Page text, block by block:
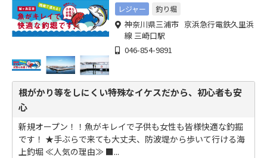
レジャー 釣り堀
神奈川県三浦市 京浜急行電鉄久里浜
線 三崎口駅
046-854-9891
根がかり等をしにくい特殊なイケスだから、初心者も安
心
新規オープン！！魚がキレイで子供も女性も皆様快適な釣掘
です！ ★手ぶらで来ても大丈夫、防波堤から歩いて行ける海
上釣堀 ≪人気の理由≫ ■...